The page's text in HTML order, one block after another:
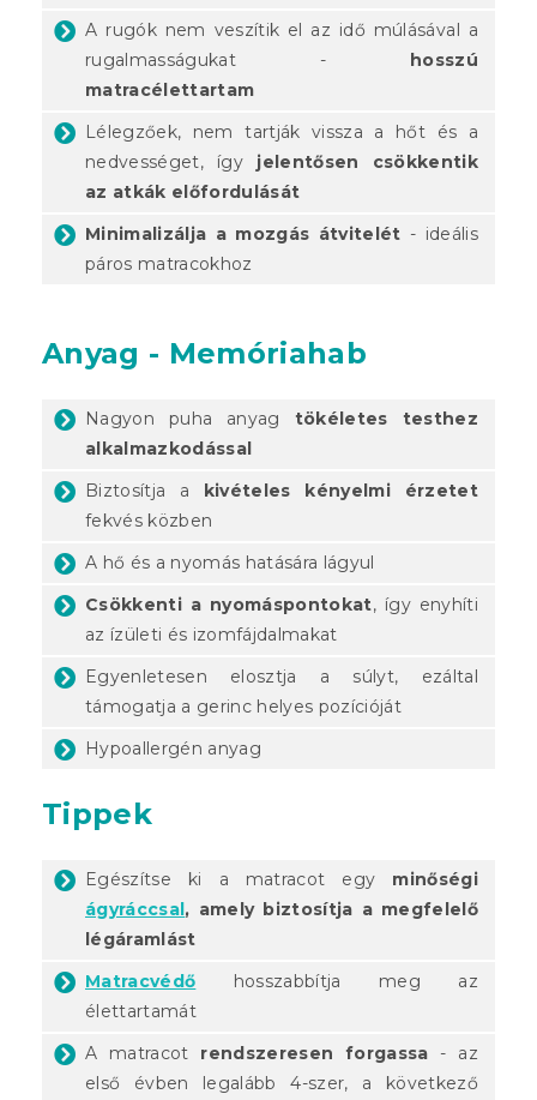
A rugók nem veszítik el az idő múlásával a
rugalmasságukat - hosszú
matracélettartam
Lélegzőek, nem tartják vissza a hőt és a
nedvességet, így jelentősen csökkentik
az atkák előfordulását
Minimalizálja a mozgás átvitelét - ideális
páros matracokhoz
Anyag - Memóriahab
Nagyon puha anyag tökéletes testhez
alkalmazkodással
Biztosítja a kivételes kényelmi érzetet
fekvés közben
A hő és a nyomás hatására lágyul
Csökkenti a nyomáspontokat, így enyhíti
az ízületi és izomfájdalmakat
Egyenletesen elosztja a súlyt, ezáltal
támogatja a gerinc helyes pozícióját
Hypoallergén anyag
Tippek
Egészítse ki a matracot egy minőségi
ágyráccsal, amely biztosítja a megfelelő
légáramlást
Matracvédő hosszabbítja meg az
élettartamát
A matracot rendszeresen forgassa - az
első évben legalább 4-szer, a következő